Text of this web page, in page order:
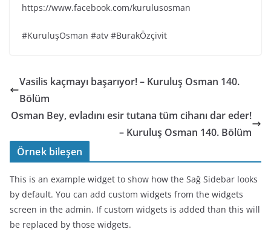
https://www.facebook.com/kurulusosman
#KuruluşOsman #atv #BurakÖzçivit
Vasilis kaçmayı başarıyor! – Kuruluş Osman 140.
Bölüm
Osman Bey, evladını esir tutana tüm cihanı dar eder!
– Kuruluş Osman 140. Bölüm
Örnek bileşen
This is an example widget to show how the Sağ Sidebar looks
by default. You can add custom widgets from the widgets
screen in the admin. If custom widgets is added than this will
be replaced by those widgets.